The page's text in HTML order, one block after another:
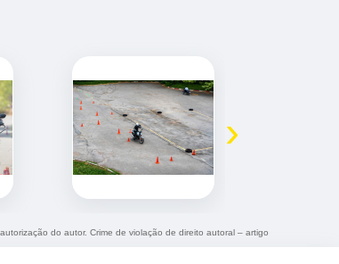
›
do autor. Crime de violação de direito autoral – artigo